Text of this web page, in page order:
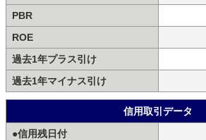
PBR
ROE
過去1年プラス引け
過去1年マイナス引け
信用取引データ
●信用残日付